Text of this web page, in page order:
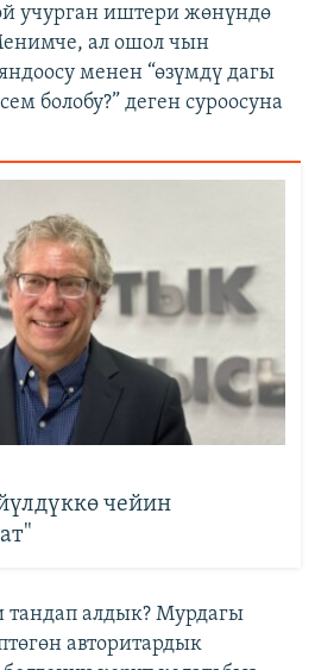
учурган иштери жөнүндө
ал ошол чын
менен “өзүмдү дагы
болобу?” деген суроосуна
чейин
алдык? Мурдагы
авторитардык